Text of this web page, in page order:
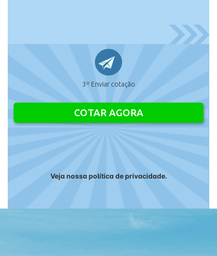
3º Enviar cotação
Veja nossa política de privacidade.